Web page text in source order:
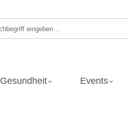
Gesundheit Events